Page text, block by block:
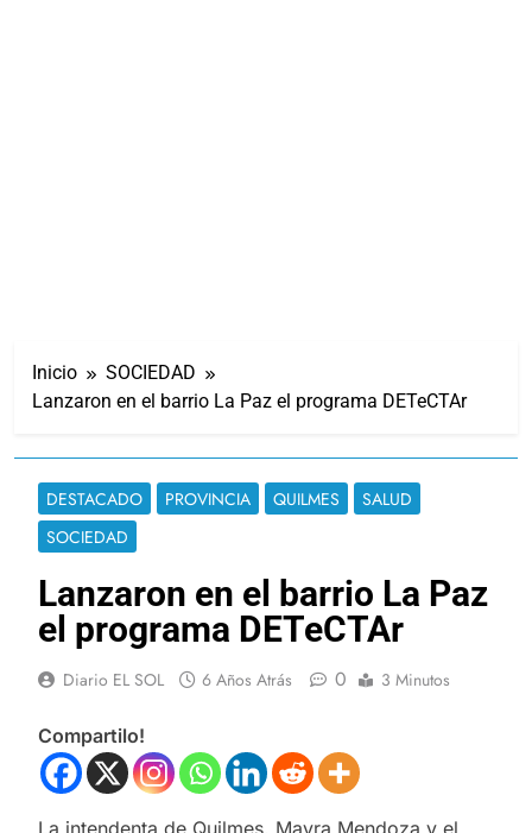
Inicio
SOCIEDAD
Lanzaron en el barrio La Paz el programa DETeCTAr
DESTACADO PROVINCIA QUILMES
SALUD
SOCIEDAD
Lanzaron en el barrio La Paz
el programa DETeCTAr
Diario EL SOL 6 Años Atrás 0 3 Minutos
Compartilo!
La intendenta de Quilmes, Mayra Mendoza y el